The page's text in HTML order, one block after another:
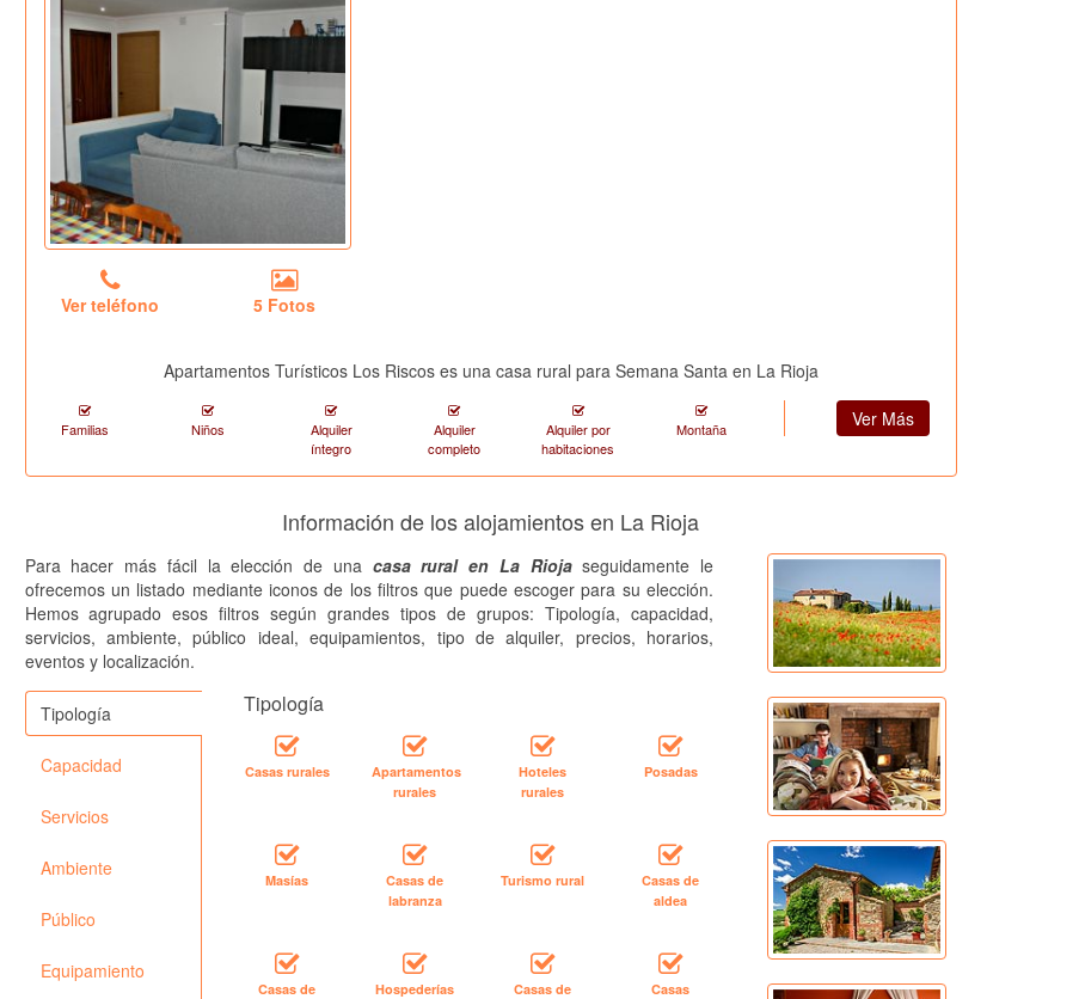
Ver teléfono 5 Fotos
Apartamentos Turísticos Los Riscos es una casa rural para Semana Santa en La Rioja
Familias Niños
Alquiler
íntegro
Alquiler
completo
Alquiler por
habitaciones
Montaña Ver Más
Información de los alojamientos en La Rioja
Para hacer más fácil la elección de una casa rural en La Riojaseguidamente le
ofrecemos un listado mediante iconos de los filtros que puede escoger para su elección.
Hemos agrupado esos filtros según grandes tipos de grupos: Tipología, capacidad,
servicios, ambiente, público ideal, equipamientos, tipo de alquiler, precios, horarios,
eventos y localización.
Tipología
Capacidad
Servicios
Ambiente
Público
Equipamiento
Tipología
Casas rurales
Apartamentos
rurales
Hoteles
rurales
Posadas
Masías
Casas de
labranza
Turismo rural
Casas de
aldea
Casas de Hospederías Casas de Casas